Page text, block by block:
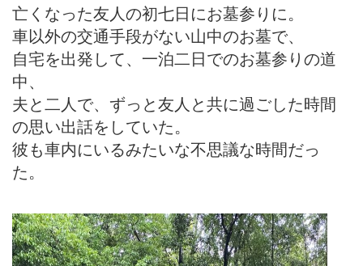
亡くなった友人の初七日にお墓参りに。
車以外の交通手段がない山中のお墓で、
自宅を出発して、一泊二日でのお墓参りの道
中、
夫と二人で、ずっと友人と共に過ごした時間
の思い出話をしていた。
彼も車内にいるみたいな不思議な時間だっ
た。